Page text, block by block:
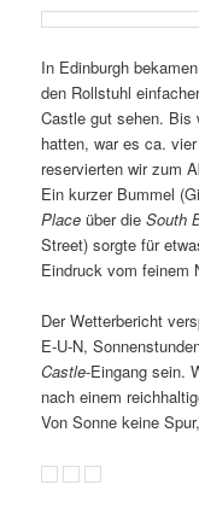
In Edinburgh
den Rollstuhl
Castle gut sehen. Bis
hatten, war es ca.
reservierten wir zum
Ein kurzer Bummel
Place über dieSouth
Street) sorgte für
Eindruck vom feinem
Der Wetterbericht
E-U-N,
Castle-Eingang sein.
nach einem
Von Sonne keine